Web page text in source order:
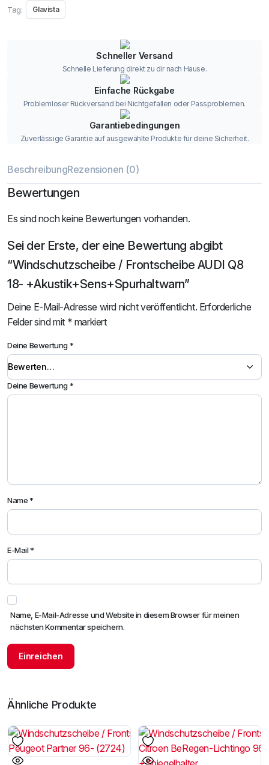
Tag: Glavista
Schneller Versand
Schnelle Lieferung direkt zu dir nach Hause.
Einfache Rückgabe
Problemloser Rückversand bei Nichtgefallen oder Passproblemen.
Garantiebedingungen
Zuverlässige Garantie auf ausgewählte Produkte für deine Sicherheit.
BeschreibungRezensionen (0)
Bewertungen
Es sind noch keine Bewertungen vorhanden.
Sei der Erste, der eine Bewertung abgibt
“Windschutzscheibe / Frontscheibe AUDI Q8
18- +Akustik+Sens+Spurhaltwarn”
Deine E-Mail-Adresse wird nicht veröffentlicht. Erforderliche
Felder sind mit * markiert
Deine Bewertung*
Deine Bewertung*
Name*
E-Mail*
Name, E-Mail-Adresse und Website in diesem Browser für meinen
nächsten Kommentar speichern.
Ähnliche Produkte